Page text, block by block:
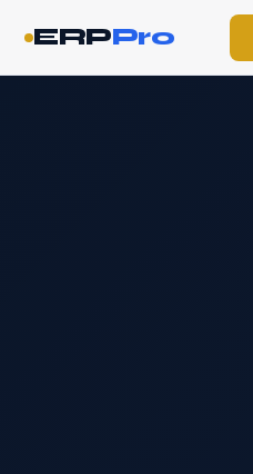
ERPPro